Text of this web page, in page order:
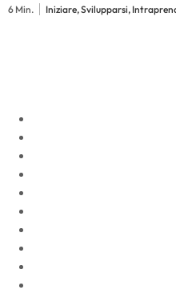
6 Min. Iniziare, Svilupparsi,